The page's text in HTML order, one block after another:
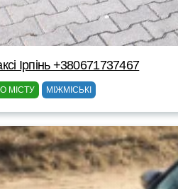
Ірпінь +380671737467
МІСТУ МІЖМІСЬКІ